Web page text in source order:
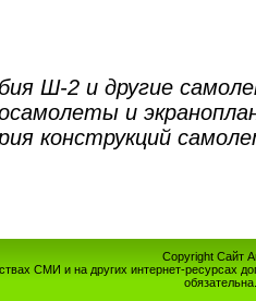
Ш-2 и другие
и
конструкций
Copyright Сайт
СМИ и на других интернет-ресурсах
обязательна.